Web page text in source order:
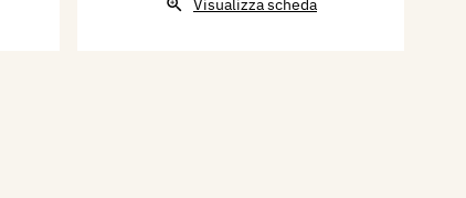
Visualizza scheda